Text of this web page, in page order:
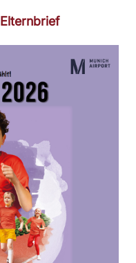
Elternbrief